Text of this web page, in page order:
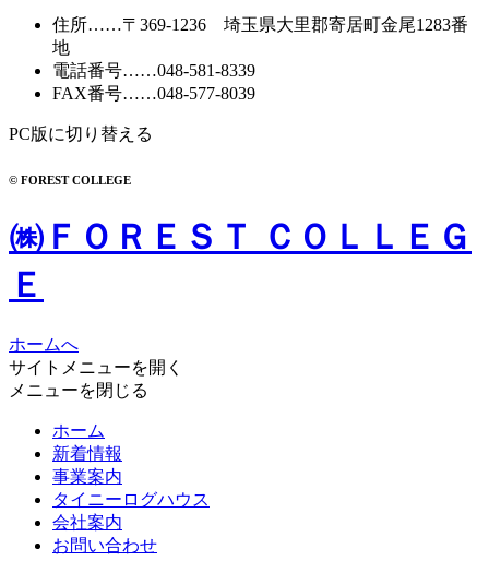
住所……〒369-1236 埼玉県大里郡寄居町金尾1283番
地
電話番号……048-581-8339
FAX番号……048-577-8039
PC版に切り替える
© FOREST COLLEGE
㈱ＦＯＲＥＳＴ ＣＯＬＬＥＧ
Ｅ
ホームへ
サイトメニューを開く
メニューを閉じる
ホーム
新着情報
事業案内
タイニーログハウス
会社案内
お問い合わせ